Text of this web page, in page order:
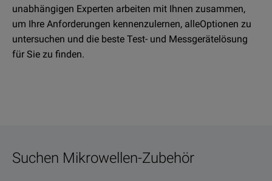
unabhängigen Experten arbeiten mit Ihnen zusammen,
um Ihre Anforderungen kennenzulernen, alleOptionen zu
untersuchen und die beste Test- und Messgerätelösung
für Sie zu finden.
Suchen Mikrowellen-Zubehör